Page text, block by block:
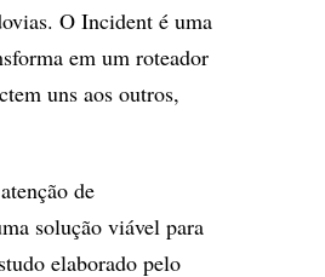
O Incident é uma
em um roteador
uns aos outros,
de
solução viável para
elaborado pelo